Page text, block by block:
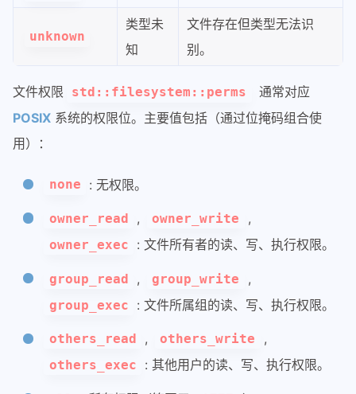
unknown
类型未
知
文件存在但类型无法识
别。
文件权限 std::filesystem::perms
通常对应
POSIX 系统的权限位。主要值包括（通过位掩码组合使
用）：
none : 无权限。
owner_read , owner_write ,
owner_exec : 文件所有者的读、写、执行权限。
group_read , group_write ,
group_exec : 文件所属组的读、写、执行权限。
others_read , others_write ,
others_exec : 其他用户的读、写、执行权限。